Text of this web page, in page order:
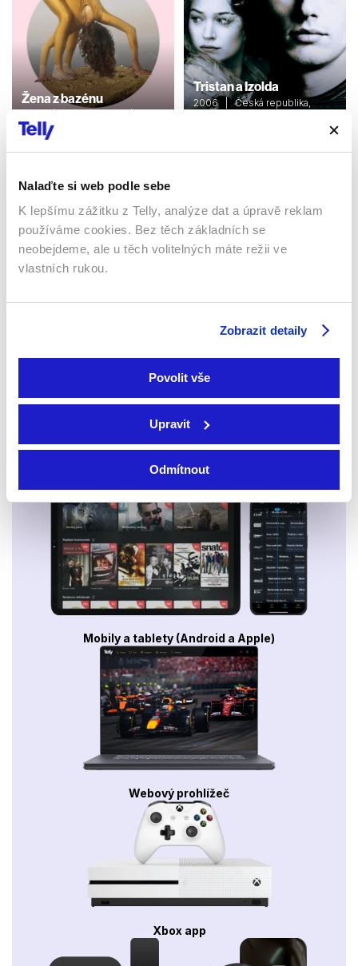
Nalaďte si web podle sebe
K lepšímu zážitku z Telly, analýze dat a úpravě reklam
používáme cookies. Bez těch základních se
neobejdeme, ale u těch volitelných máte režii ve
vlastních rukou.
Zobrazit detaily
Povolit vše
Upravit
Odmítnout
Žena z bazénu
min
Filmy / Drama
Tristan a Izolda
2006 | Česká republika,
Sledujte kdekoliv až na 6 zařízeních
Sledovat internetovou televizi jde odkudkoliv
po celé EU, a to až na 6 zařízeních.
Smart TV - Android, Google, Samsung, LG, VIDAA
Mobily a tablety (Android a Apple)
Webový prohlížeč
Xbox app